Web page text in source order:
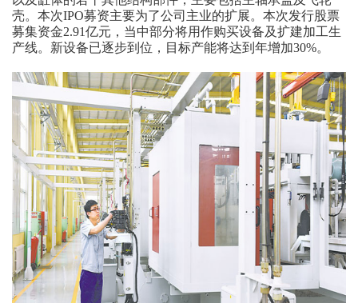
壳。本次IPO募资主要为了公司主业的扩展。本次发行股票
募集资金2.91亿元，当中部分将用作购买设备及扩建加工生
产线。新设备已逐步到位，目标产能将达到年增加30%。